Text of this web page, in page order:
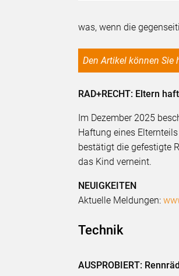
was, wenn die
Den Artikel können Sie
RAD+RECHT: Eltern
Im Dezember 2025
Haftung eines
bestätigt die gefestigte
das Kind verneint.
NEUIGKEITEN
Aktuelle Meldungen:
Technik
AUSPROBIERT: